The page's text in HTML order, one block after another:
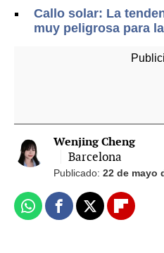
Callo solar: La
muy peligrosa para
Wenjing Cheng
Barcelona
Publicado: 22 de mayo
WhatsappFacebook
X